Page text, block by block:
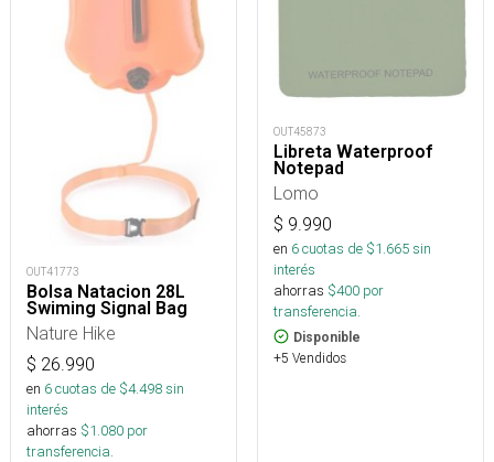
OUT41773
Bolsa Natacion 28L
Swiming Signal Bag
Nature Hike
$ 26.990
en 6cuotas de $4.498sin
interés
ahorras $1.080 por
transferencia.
OUT45873
Libreta Waterproof
Notepad
Lomo
$ 9.990
en 6cuotas de $1.665sin
interés
ahorras $400 por
transferencia.
Disponible
+5 Vendidos